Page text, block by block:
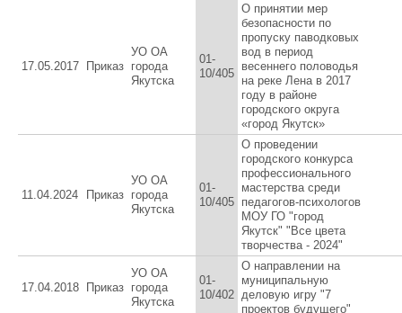
17.05.2017 Приказ
УО ОА
города
Якутска
01-
10/405
О принятии мер
безопасности по
пропуску паводковых
вод в период
весеннего половодья
на реке Лена в 2017
году в районе
городского округа
«город Якутск»
11.04.2024 Приказ
УО ОА
города
Якутска
01-
10/405
О проведении
городского конкурса
профессионального
мастерства среди
педагогов-психологов
МОУ ГО "город
Якутск" "Все цвета
творчества - 2024"
17.04.2018 Приказ
УО ОА
города
Якутска
01-
10/402
О направлении на
муниципальную
деловую игру "7
проектов будущего"